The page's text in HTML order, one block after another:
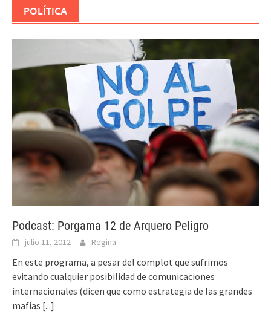
POLÍTICA
Podcast: Porgama 12 de Arquero Peligro
julio 11, 2012 Regina
En este programa, a pesar del complot que sufrimos
evitando cualquier posibilidad de comunicaciones
internacionales (dicen que como estrategia de las grandes
mafias [...]